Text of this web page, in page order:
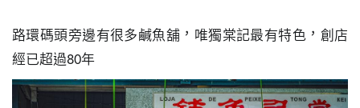
路環碼頭旁邊有很多鹹魚舖，唯獨棠記最有特色，創店
經已超過80年